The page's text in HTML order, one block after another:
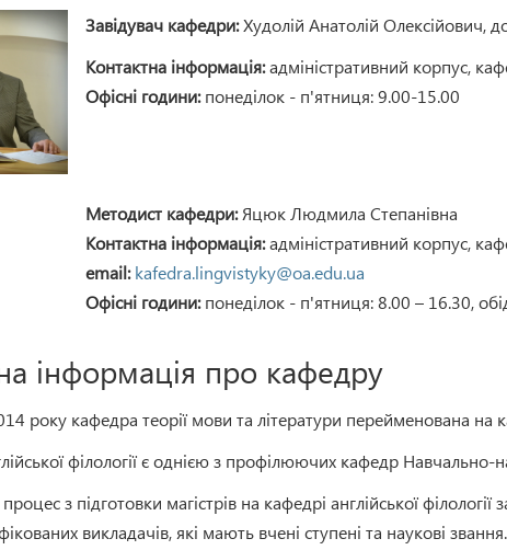
Завідувач кафедри:Худолій Анатолій Олексійович,
Контактна інформація:адміністративний корпус,
Офісні години:понеділок - п'ятниця: 9.00-15.00
Методист кафедри:Яцюк Людмила Степанівна
Контактна інформація:адміністративний корпус,
email:kafedra.lingvistyky@oa.edu.ua
Офісні години:понеділок - п'ятниця: 8.00 – 16.30,
інформація про кафедру
року кафедра теорії мови та літератури перейменована на
філології є однією з профілюючих кафедр Навчально-
з підготовки магістрів на кафедрі англійської філології
викладачів, які мають вчені ступені та наукові звання.